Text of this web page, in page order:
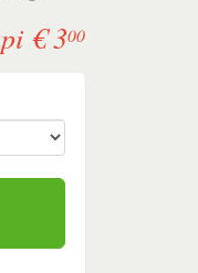
€ 300